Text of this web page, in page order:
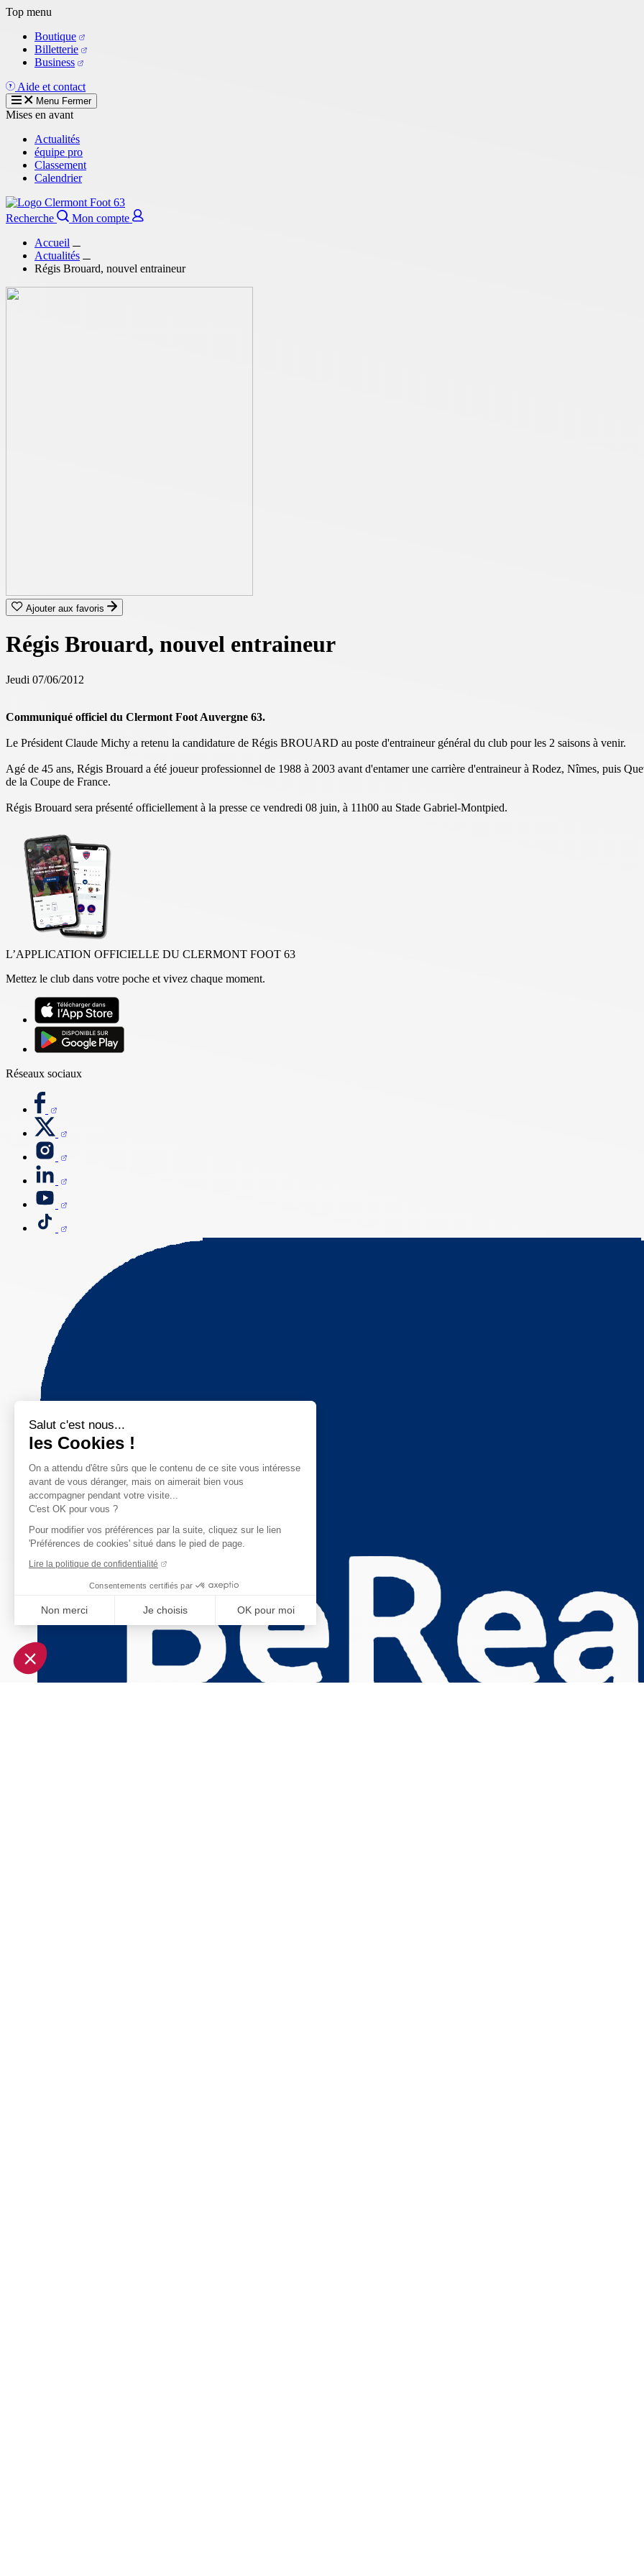
Salut c'est nous...
les Cookies !
On a attendu d'être sûrs que le contenu de ce site vous intéresse
avant de vous déranger, mais on aimerait bien vous
accompagner pendant votre visite...
C'est OK pour vous ?
Pour modifier vos préférences par la suite, cliquez sur le lien
'Préférences de cookies' situé dans le pied de page.
Lire la politique de confidentialité
Consentements certifiés par
Non merci Je choisis OK pour moi
Plateforme de Gestion du Consentement : Personnalisez vos Options
Notre plateforme vous permet d'adapter et de gérer vos paramètres de confidentialité, en garantissant la conformité avec
Aller
contenu
principal
Top menu
Boutique
Billetterie
Business
Aide et contact
Menu Fermer
Mises en avant
Actualités
équipe pro
Classement
Calendrier
Recherche
Mon compte
Accueil
Actualités
Régis Brouard, nouvel entraineur
Ajouter aux favoris
Régis Brouard, nouvel entraineur
Jeudi 07/06/2012
Communiqué officiel du Clermont Foot Auvergne 63.
Le Président Claude Michy a retenu la candidature de Régis BROUARD au poste d'entraineur général du club pour les 2 saisons à venir.
Agé de 45 ans, Régis Brouard a été joueur professionnel de 1988 à 2003 avant d'entamer une carrière d'entraineur à Rodez, Nîmes, puis
de la Coupe de France.
Régis Brouard sera présenté officiellement à la presse ce vendredi 08 juin, à 11h00 au Stade Gabriel-Montpied.
L’APPLICATION OFFICIELLE DU CLERMONT FOOT 63
Mettez le club dans votre poche et vivez chaque moment.
Réseaux sociaux